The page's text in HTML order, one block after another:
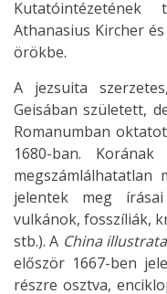
Kutatóintézetének
Athanasius Kircher
örökbe.
A jezsuita
Geisában született,
Romanumban
1680-ban.
megszámlálhatatlan
jelentek meg
vulkánok, fosszíliák,
stb.). A China illustrata
először 1667-ben
részre osztva,